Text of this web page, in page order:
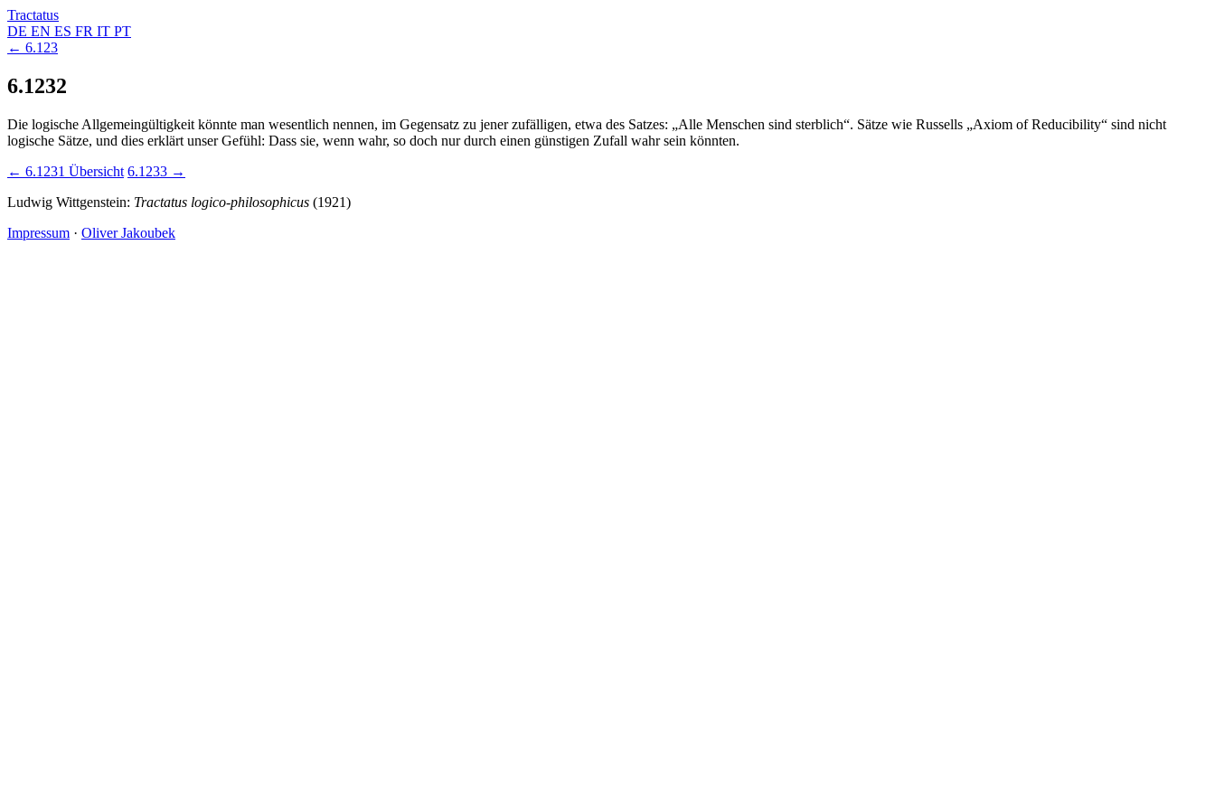
Tractatus
DE EN ES FR IT PT
← 6.123
6.1232
Die logische Allgemeingültigkeit könnte man wesentlich nennen, im Gegensatz zu jener zufälligen, etwa des Satzes: „Alle Menschen sind sterblich“. Sätze wie Russells „Axiom of Reducibility“ sind nicht
logische Sätze, und dies erklärt unser Gefühl: Dass sie, wenn wahr, so doch nur durch einen günstigen Zufall wahr sein könnten.
← 6.1231 Übersicht 6.1233 →
Ludwig Wittgenstein: Tractatus logico-philosophicus (1921)
Impressum · Oliver Jakoubek